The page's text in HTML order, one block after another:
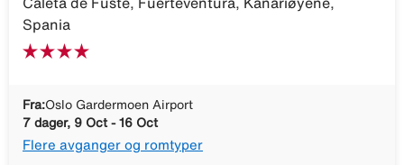
Spania
Fra:Oslo Gardermoen Airport
7 dager, 9 Oct - 16 Oct
Flere avganger og romtyper